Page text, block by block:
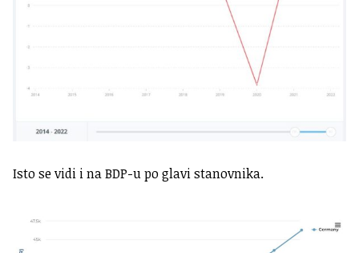
Isto se vidi i na BDP-u po glavi stanovnika.